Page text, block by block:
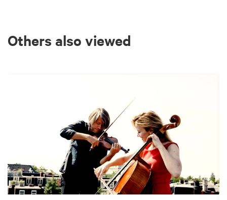
Others also viewed